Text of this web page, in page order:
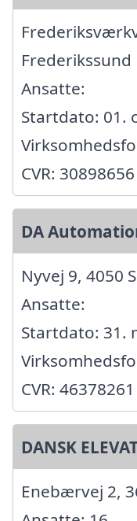
Frederikssund
Ansatte:
Startdato: 01.
CVR: 30898656
DA
Nyvej 9, 4050
Ansatte:
Startdato: 31.
CVR: 46378261
DANSK
Enebærvej 2,